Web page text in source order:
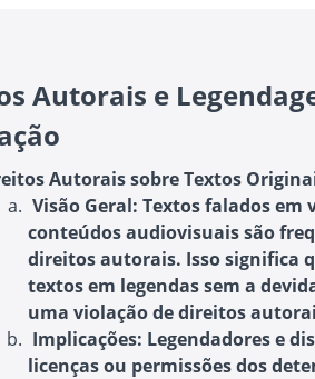
Autorais e
Autorais sobre Textos
Visão Geral: Textos falados em
conteúdos audiovisuais são
direitos autorais. Isso significa
textos em legendas sem a
uma violação de direitos
Implicações: Legendadores e
licenças ou permissões dos